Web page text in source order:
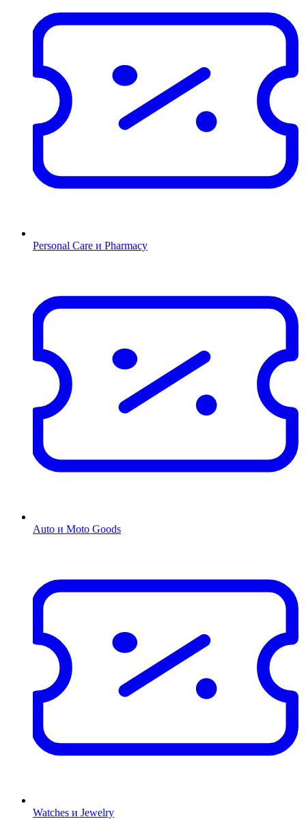
Personal Care и Pharmacy
Auto и Moto Goods
Watches и Jewelry